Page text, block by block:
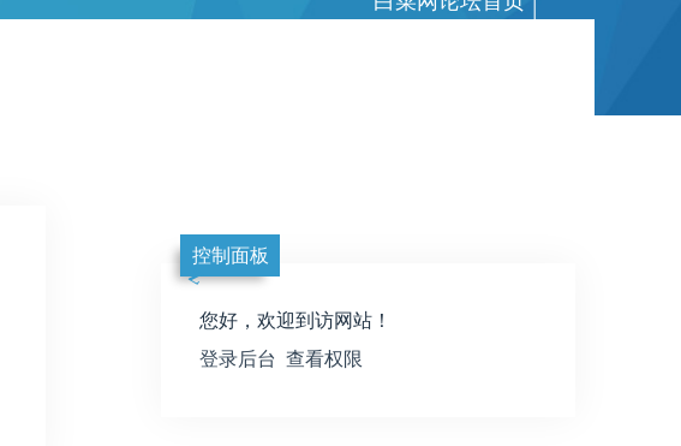
控制面板
您好，欢迎到访网站！
登录后台
查看权限